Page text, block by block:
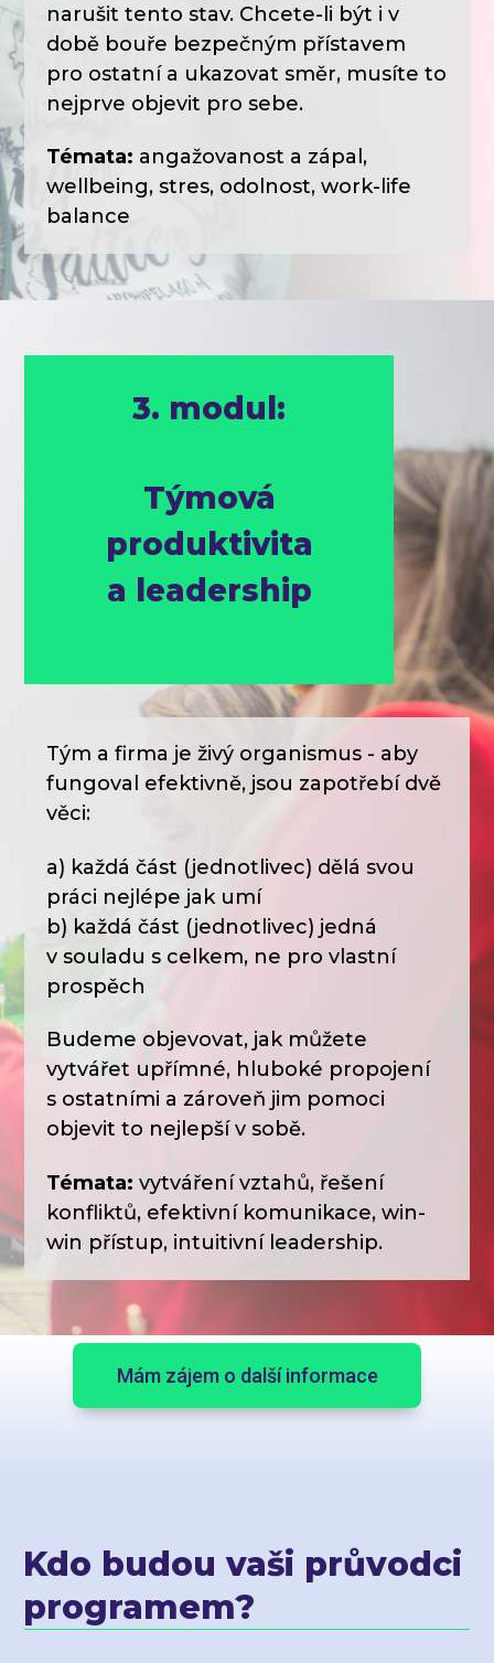
narušit tento stav. Chcete-li být i v
době bouře bezpečným přístavem
pro ostatní a ukazovat směr, musíte to
nejprve objevit pro sebe.
Témata: angažovanost a zápal,
wellbeing, stres, odolnost, work-life
balance
3. modul:
Týmová
produktivita
a leadership
Tým a firma je živý organismus - aby
fungoval efektivně, jsou zapotřebí dvě
věci:
a) každá část (jednotlivec) dělá svou
práci nejlépe jak umí
b) každá část (jednotlivec) jedná
v souladu s celkem, ne pro vlastní
prospěch
Budeme objevovat, jak můžete
vytvářet upřímné, hluboké propojení
s ostatními a zároveň jim pomoci
objevit to nejlepší v sobě.
Témata: vytváření vztahů, řešení
konfliktů, efektivní komunikace, win-
win přístup, intuitivní leadership.
Mám zájem o další informace
Kdo budou vaši průvodci
programem?